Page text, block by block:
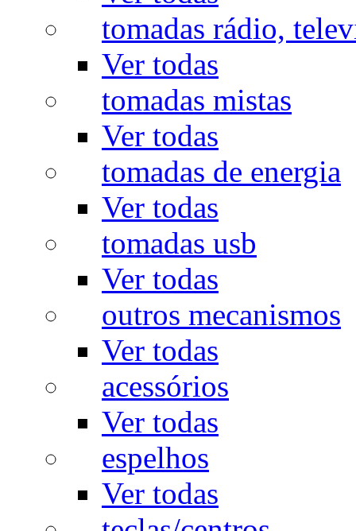
tomadas rádio,
Ver todas
tomadas mistas
Ver todas
tomadas de energia
Ver todas
tomadas usb
Ver todas
outros mecanismos
Ver todas
acessórios
Ver todas
espelhos
Ver todas